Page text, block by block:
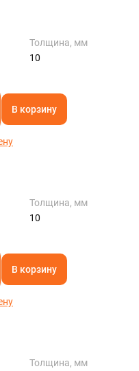
Толщина, мм
10
В корзину
Толщина, мм
10
В корзину
Толщина, мм